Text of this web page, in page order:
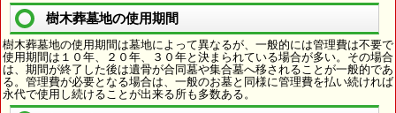
樹木葬墓地の使用期間
樹木葬墓地の使用期間は墓地によって異なるが、一般的には管理費は不要で
使用期間は１０年、２０年、３０年と決まられている場合が多い。その場合
は、期間が終了した後は遺骨が合同墓や集合墓へ移されることが一般的であ
る。管理費が必要となる場合は、一般のお墓と同様に管理費を払い続ければ
永代で使用し続けることが出来る所も多数ある。